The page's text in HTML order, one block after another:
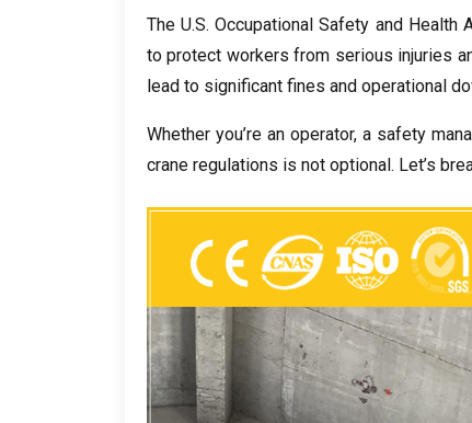
The U.S.Occupational Safety and Health
to protect workers from serious injuries
lead to significant fines and operational
Whether you’re an operator,a safety
crane regulations is not optional. Let’s